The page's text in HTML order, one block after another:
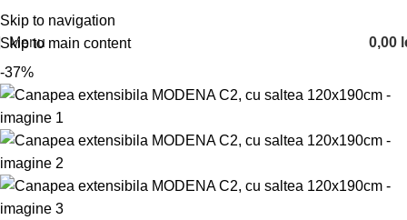
Skip to navigation
Skip to main content
Menu 0,00
-37%